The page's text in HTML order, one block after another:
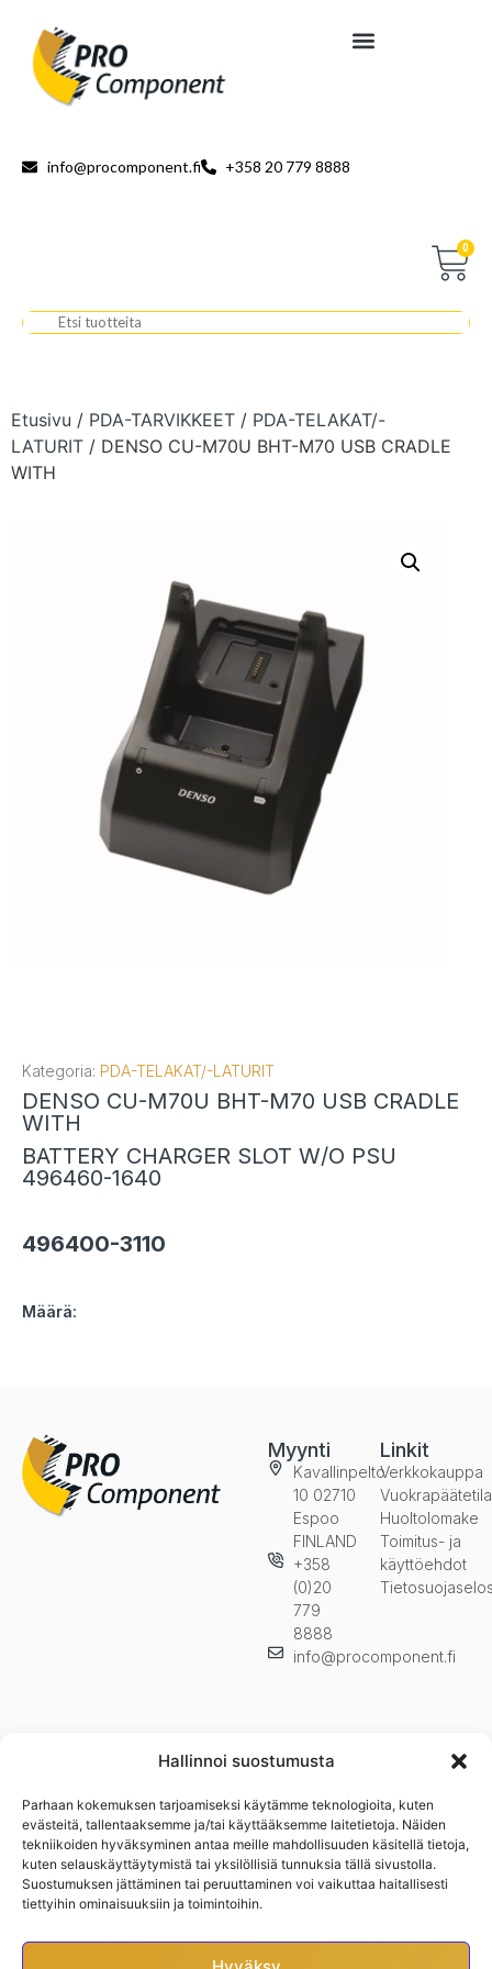
Hallinnoi suostumusta
Parhaan kokemuksen tarjoamiseksi käytämme teknologioita, kuten
evästeitä, tallentaaksemme ja/tai käyttääksemme laitetietoja. Näiden
tekniikoiden hyväksyminen antaa meille mahdollisuuden käsitellä tietoja,
kuten selauskäyttäytymistä tai yksilöllisiä tunnuksia tällä sivustolla.
Suostumuksen jättäminen tai peruuttaminen voi vaikuttaa haitallisesti
tiettyihin ominaisuuksiin ja toimintoihin.
info@procomponent.fi +358 20 779 8888
0
Etusivu / PDA-TARVIKKEET / PDA-TELAKAT/-
LATURIT / DENSO CU-M70U BHT-M70 USB CRADLE
WITH
Kategoria: PDA-TELAKAT/-LATURIT
DENSO CU-M70U BHT-M70 USB CRADLE
WITH
BATTERY CHARGER SLOT W/O PSU
496460-1640
496400-3110
Määrä:
Myynti
Kavallinpelto
10 02710
Espoo
FINLAND
+358
(0)20
779
8888
info@procomponent.fi
Linkit
Verkkokauppa
Huoltolomake
Toimitus- ja
käyttöehdot
Pysy ajan tasalla ja tilaa uutiskirjeemme. Kuulet ensimmäisenä
uutuuksista, kampanjoista ja muista eduistamme.n